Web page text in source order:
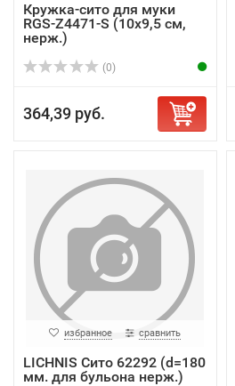
Кружка-сито для муки
RGS-Z4471-S (10х9,5 см,
нерж.)
(0)
364,39 руб.
избранное сравнить
LICHNIS Сито 62292 (d=180
мм. для бульона нерж.)